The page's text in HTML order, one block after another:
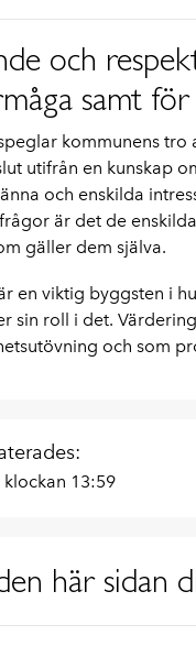
och
samt
kommunens tro
utifrån en kunskap
och enskilda
är det de
gäller dem själva.
en viktig byggsten i
sin roll i det.
och som
klockan 13:59
här sidan